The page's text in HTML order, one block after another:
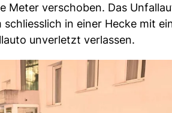
Meter verschoben. Das
schliesslich in einer Hecke mit
unverletzt verlassen.